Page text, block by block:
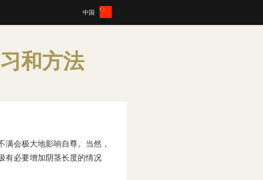
中国
和方法
会极大地影响自尊。当然，
有必要增加阴茎长度的情况